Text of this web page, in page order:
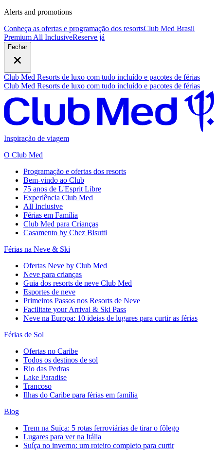
Alerts and promotions
Conheça as ofertas e programação dos resortsClub Med Brasil
Premium All InclusiveReserve já
Fechar
Club Med Resorts de luxo com tudo incluído e pacotes de férias
Club Med Resorts de luxo com tudo incluído e pacotes de férias
Inspiração de viagem
O Club Med
Programação e ofertas dos resorts
Bem-vindo ao Club
75 anos de L'Esprit Libre
Experiência Club Med
All Inclusive
Férias em Família
Club Med para Crianças
Casamento by Chez Bisutti
Férias na Neve & Ski
Ofertas Neve by Club Med
Neve para crianças
Guia dos resorts de neve Club Med
Esportes de neve
Primeiros Passos nos Resorts de Neve
Facilitate your Arrival & Ski Pass
Neve na Europa: 10 ideias de lugares para curtir as férias
Férias de Sol
Ofertas no Caribe
Todos os destinos de sol
Rio das Pedras
Lake Paradise
Trancoso
Ilhas do Caribe para férias em família
Blog
Trem na Suíça: 5 rotas ferroviárias de tirar o fôlego
Lugares para ver na Itália
Suíça no inverno: um roteiro completo para curtir